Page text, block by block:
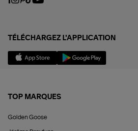
TÉLÉCHARGEZ L'APPLICATION
TOP MARQUES
Golden Goose